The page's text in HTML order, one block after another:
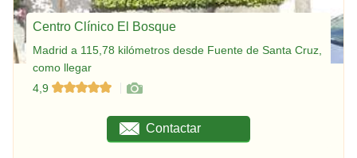
Centro Clínico El Bosque
Madrid a 115,78 kilómetros desde Fuente de Santa Cruz,
como llegar
4,9
Contactar